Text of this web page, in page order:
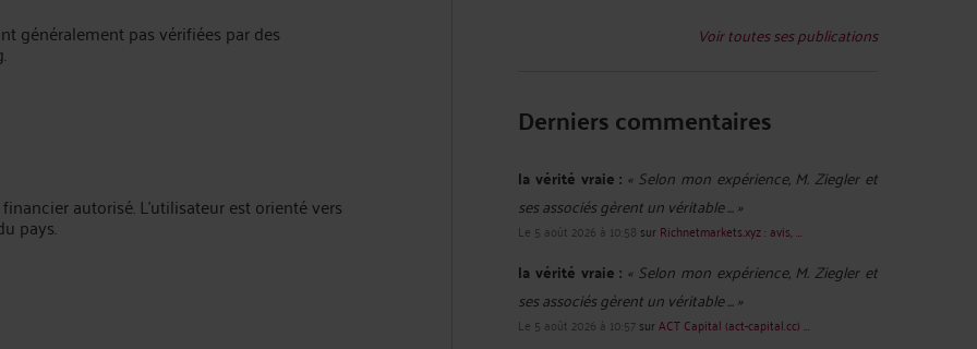
généralement pas vérifiées par des
autorisé. L’utilisateur est orienté vers
pays.
Voir toutes ses publications
Derniers commentaires
la vérité vraie : « Selon mon expérience, M. Ziegler et
ses associés gèrent un véritable ... »
Le 5 août 2026 à 10:58 sur Richnetmarkets.xyz : avis, ...
la vérité vraie : « Selon mon expérience, M. Ziegler et
ses associés gèrent un véritable ... »
Le 5 août 2026 à 10:57surACT Capital (act-capital.cc) ...